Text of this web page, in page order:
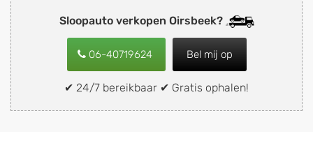
Sloopauto verkopen Oirsbeek?
06-40719624 Bel mij op
✔ 24/7 bereikbaar ✔ Gratis ophalen!
de inkoop van sloopauto's, schadeauto's en
tweedehands auto's (ook zonder apk keuring). Wilt u
uw auto, camper, vrachtwagen, motor of brommobiel
snel en eenvoudig verkopen aan een
demontagebedrijf in de buurt, deze zelf wegbrengen
naar de sloop of deze liever laten ophalen op een